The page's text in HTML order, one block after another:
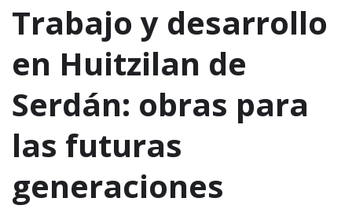
Trabajo y desarrollo
en Huitzilan de
Serdán: obras para
las futuras
generaciones